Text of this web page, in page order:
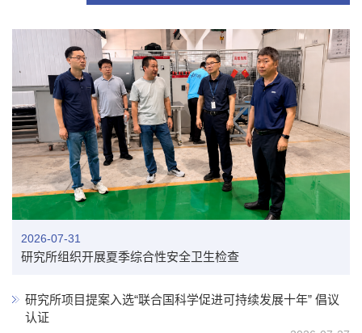
2026-07-31
研究所组织开展夏季综合性安全卫生检查
研究所项目提案入选“联合国科学促进可持续发展十年” 倡议
认证